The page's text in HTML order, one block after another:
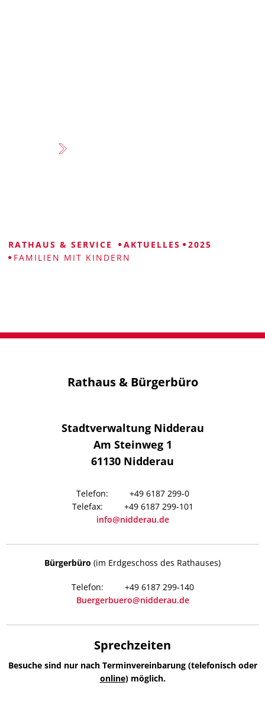
RATHAUS & SERVICE AKTUELLES
2025
FAMILIEN MIT KINDERN
Kindern
Rathaus & Bürgerbüro
Stadtverwaltung Nidderau
Am Steinweg 1
61130 Nidderau
+49 6187 299-0
+49 6187 299-101
info@nidderau.de
Bürgerbüro (im Erdgeschoss des Rathauses)
+49 6187 299-140
Buergerbuero@nidderau.de
Sprechzeiten
Besuche sind nur nach Terminvereinbarung (telefonisch oder
online) möglich.